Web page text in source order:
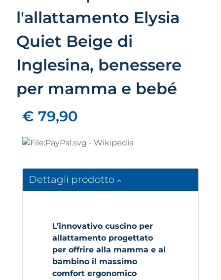
l'allattamento Elysia
Quiet Beige di
Inglesina, benessere
per mamma e bebé
€ 79,90
Dettagli prodotto
L’innovativo cuscino per
allattamento progettato
per offrire alla mamma e al
bambino il massimo
comfort ergonomico